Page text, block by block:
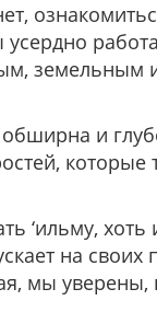
земельным
и
которые
‘ильму, хоть
на
мы